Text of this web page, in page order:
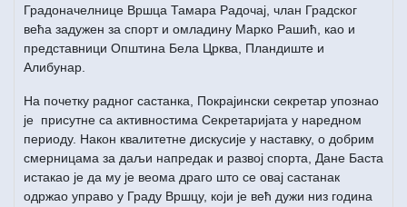
Градоначелнице Вршца Тамара Радочај, члан Градског
већа задужен за спорт и омладину Марко Рашић, као и
представници Општина Бела Црква, Пландиште и
Алибунар.
На почетку радног састанка, Покрајински секретар упознао
је присутне са активностима Секретаријата у наредном
периоду. Након квалитетне дискусије у наставку, о добрим
смерницама за даљи напредак и развој спорта, Дане Баста
истакао је да му је веома драго што се овај састанак
одржао управо у Граду Вршцу, који је већ дужи низ година